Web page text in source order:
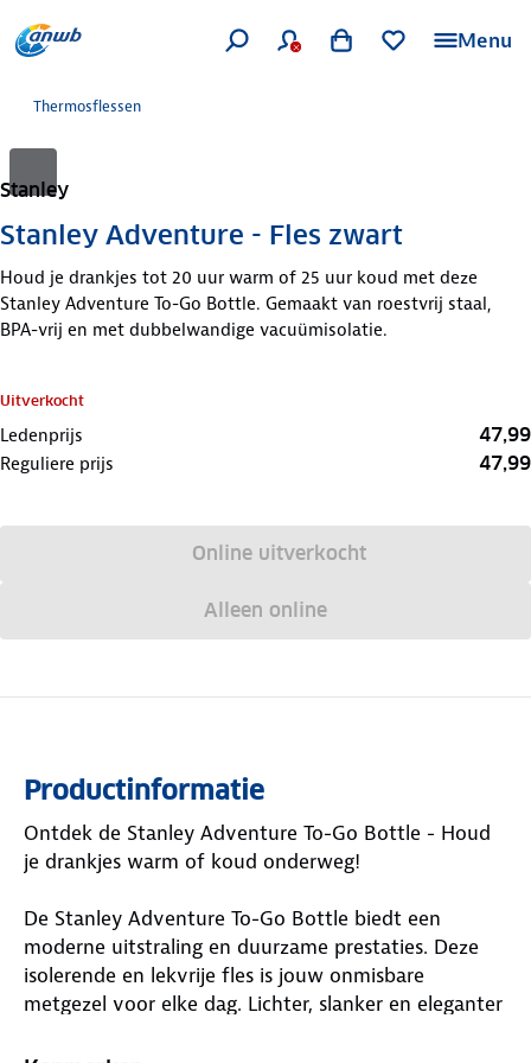
Menu
Thermosflessen
Stanley
Stanley Adventure - Fles zwart
Houd je drankjes tot 20 uur warm of 25 uur koud met deze
Stanley Adventure To-Go Bottle. Gemaakt van roestvrij staal,
BPA-vrij en met dubbelwandige vacuümisolatie.
Uitverkocht
Ledenprijs 47,99
Reguliere prijs 47,99
Online uitverkocht
Alleen online
Productinformatie
Ontdek de Stanley Adventure To-Go Bottle - Houd
je drankjes warm of koud onderweg!
De Stanley Adventure To-Go Bottle biedt een
moderne uitstraling en duurzame prestaties. Deze
isolerende en lekvrije fles is jouw onmisbare
metgezel voor elke dag. Lichter, slanker en eleganter